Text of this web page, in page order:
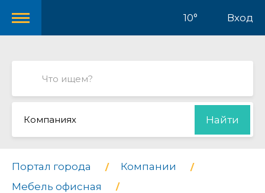
10° Вход
Компаниях Найти
Портал города
Компании
Мебель офисная